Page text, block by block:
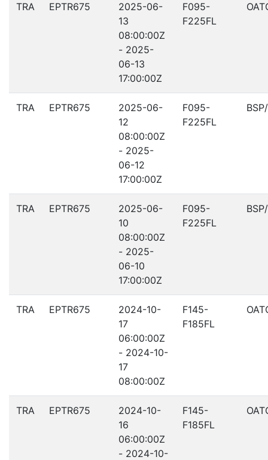
TRA EPTR675
2025-06-
13
08:00:00Z
- 2025-
06-13
17:00:00Z
F095-
F225FL
TRA EPTR675
2025-06-
12
08:00:00Z
- 2025-
06-12
17:00:00Z
F095-
F225FL
TRA EPTR675
2025-06-
10
08:00:00Z
- 2025-
06-10
17:00:00Z
F095-
F225FL
TRA EPTR675
2024-10-
17
06:00:00Z
- 2024-10-
17
08:00:00Z
F145-
F185FL
TRA EPTR675
2024-10-
16
06:00:00Z
- 2024-10-
F145-
F185FL